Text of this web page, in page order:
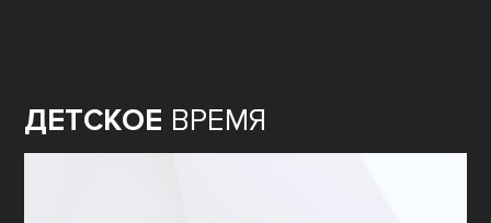
ДЕТСКОЕ ВРЕМЯ